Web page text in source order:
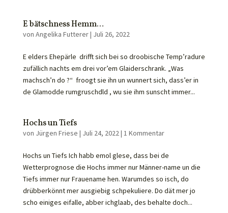
E bätschness Hemm…
von Angelika Futterer| Juli 26, 2022
E elders Ehepärle drifft sich bei so droobische Temp’radure
zufällich nachts em drei vor’em Glaiderschrank. „Was
machsch’n do ?“ froogt sie ihn un wunnert sich, dass’er in
de Glamodde rumgruschdld , wu sie ihm sunscht immer...
Hochs un Tiefs
von Jürgen Friese | Juli 24, 2022| 1 Kommentar
Hochs un Tiefs Ich habb emol glese, dass bei de
Wetterprognose die Hochs immer nur Männer-name un die
Tiefs immer nur Frauename hen. Warumdes so isch, do
drübberkönnt mer ausgiebig schpekuliere. Do dät mer jo
scho einiges eifalle, abber ichglaab, des behalte doch...